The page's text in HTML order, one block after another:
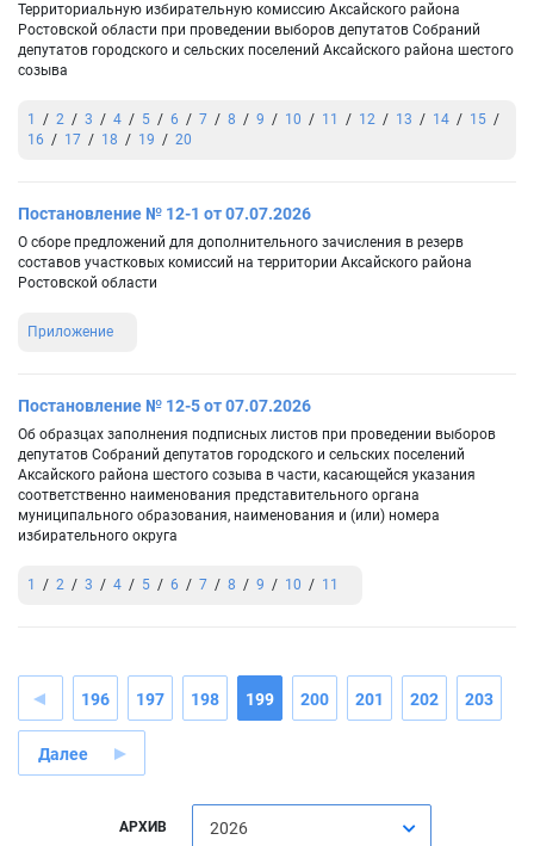
Территориальную избирательную комиссию Аксайского района
Ростовской области при проведении выборов депутатов Собраний
депутатов городского и сельских поселений Аксайского района шестого
созыва
1 2 3 4 5 6 7 8 9 10 11 12 13 14
15
16
17 18 19 20
Постановление № 12-1 от 07.07.2026
О сборе предложений для дополнительного зачисления в резерв
составов участковых комиссий на территории Аксайского района
Ростовской области
Приложение
Постановление № 12-5 от 07.07.2026
Об образцах заполнения подписных листов при проведении выборов
депутатов Собраний депутатов городского и сельских поселений
Аксайского района шестого созыва в части, касающейся указания
соответственно наименования представительного органа
муниципального образования, наименования и (или) номера
избирательного округа
1 2 3 4 5 6 7 8 9 10 11
196 197 198 199 200 201 202 203
Далее
АРХИВ 2026